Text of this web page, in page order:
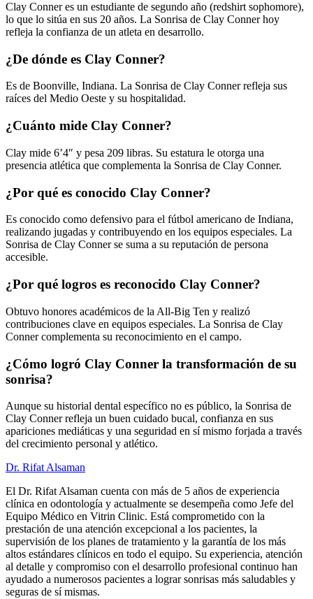
Clay Conner es un estudiante de segundo año (redshirt sophomore),
lo que lo sitúa en sus 20 años. La Sonrisa de Clay Conner hoy
refleja la confianza de un atleta en desarrollo.
¿De dónde es Clay Conner?
Es de Boonville, Indiana. La Sonrisa de Clay Conner refleja sus
raíces del Medio Oeste y su hospitalidad.
¿Cuánto mide Clay Conner?
Clay mide 6’4″ y pesa 209 libras. Su estatura le otorga una
presencia atlética que complementa la Sonrisa de Clay Conner.
¿Por qué es conocido Clay Conner?
Es conocido como defensivo para el fútbol americano de Indiana,
realizando jugadas y contribuyendo en los equipos especiales. La
Sonrisa de Clay Conner se suma a su reputación de persona
accesible.
¿Por qué logros es reconocido Clay Conner?
Obtuvo honores académicos de la All‑Big Ten y realizó
contribuciones clave en equipos especiales. La Sonrisa de Clay
Conner complementa su reconocimiento en el campo.
¿Cómo logró Clay Conner la transformación de su
sonrisa?
Aunque su historial dental específico no es público, la Sonrisa de
Clay Conner refleja un buen cuidado bucal, confianza en sus
apariciones mediáticas y una seguridad en sí mismo forjada a través
del crecimiento personal y atlético.
Dr. Rifat Alsaman
El Dr. Rifat Alsaman cuenta con más de 5 años de experiencia
clínica en odontología y actualmente se desempeña como Jefe del
Equipo Médico en Vitrin Clinic. Está comprometido con la
prestación de una atención excepcional a los pacientes, la
supervisión de los planes de tratamiento y la garantía de los más
altos estándares clínicos en todo el equipo. Su experiencia, atención
al detalle y compromiso con el desarrollo profesional continuo han
ayudado a numerosos pacientes a lograr sonrisas más saludables y
seguras de sí mismas.